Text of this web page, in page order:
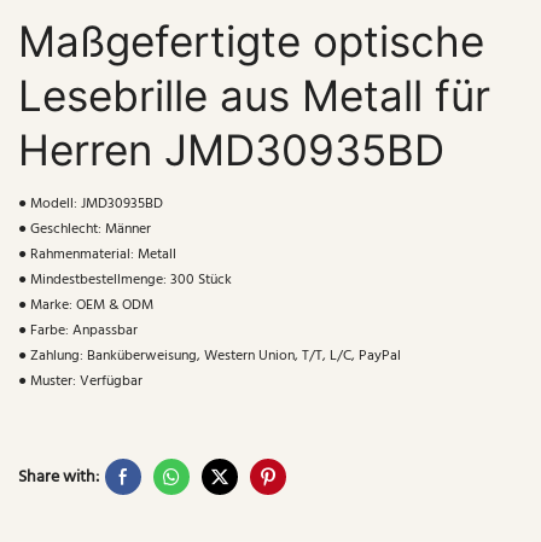
Maßgefertigte optische
Lesebrille aus Metall für
Herren JMD30935BD
● Modell: JMD30935BD
● Geschlecht: Männer
● Rahmenmaterial: Metall
● Mindestbestellmenge: 300 Stück
● Marke: OEM & ODM
● Farbe: Anpassbar
● Zahlung: Banküberweisung, Western Union, T/T, L/C, PayPal
● Muster: Verfügbar
Share with: